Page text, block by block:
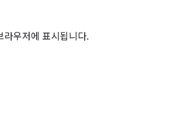
우저에 표시됩니다.